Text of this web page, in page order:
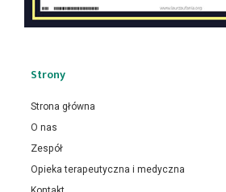
Strony
Strona główna
O nas
Zespół
Opieka terapeutyczna i medyczna